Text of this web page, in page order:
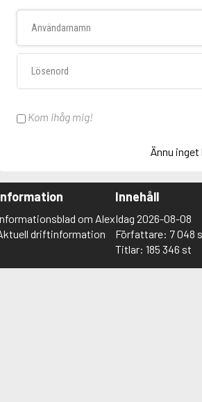
Kom ihåg mig!
Ännu
om Alex
driftinformation
Innehåll
Idag 2026-08-08
Författare: 7 048
Titlar: 185 346 st